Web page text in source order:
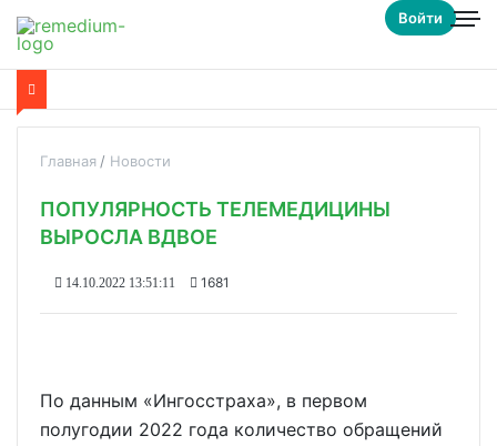
Войти
Главная Новости
ПОПУЛЯРНОСТЬ ТЕЛЕМЕДИЦИНЫ
ВЫРОСЛА ВДВОЕ
14.10.2022 13:51:11 1681
По данным «Ингосстраха», в первом
полугодии 2022 года количество обращений